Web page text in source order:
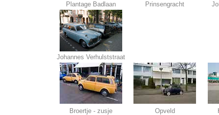
Plantage Badlaan Prinsengracht
Johannes Verhulststraat
Broertje - zusje Opveld